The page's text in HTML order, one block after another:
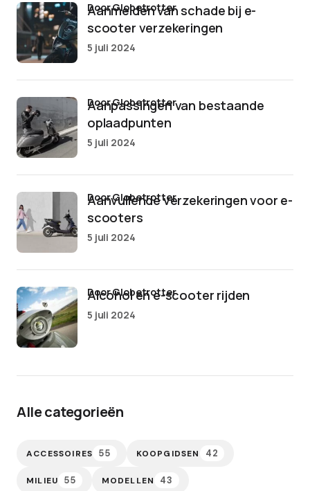
Aanmelden van schade bij e-
scooter verzekeringen
door Globetrotter
5 juli 2024
Aanpassingen van bestaande
oplaadpunten
door Globetrotter
5 juli 2024
Aanvullende verzekeringen voor e-
scooters
door Globetrotter
5 juli 2024
Alcohol en e-scooter rijden
door Globetrotter
5 juli 2024
Alle categorieën
ACCESSOIRES 55 KOOPGIDSEN 42
MILIEU 55 MODELLEN 43